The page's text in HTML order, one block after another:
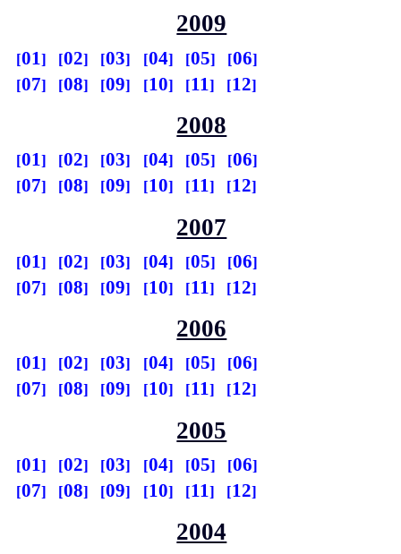
2009
01 02 03 04 05
06
07
08 09 10 11 12
2008
01 02 03 04 05
06
07
08 09 10 11 12
2007
01 02 03 04 05
06
07
08 09 10 11 12
2006
01 02 03 04 05
06
07
08 09 10 11 12
2005
01 02 03 04 05
06
07
08 09 10 11 12
2004